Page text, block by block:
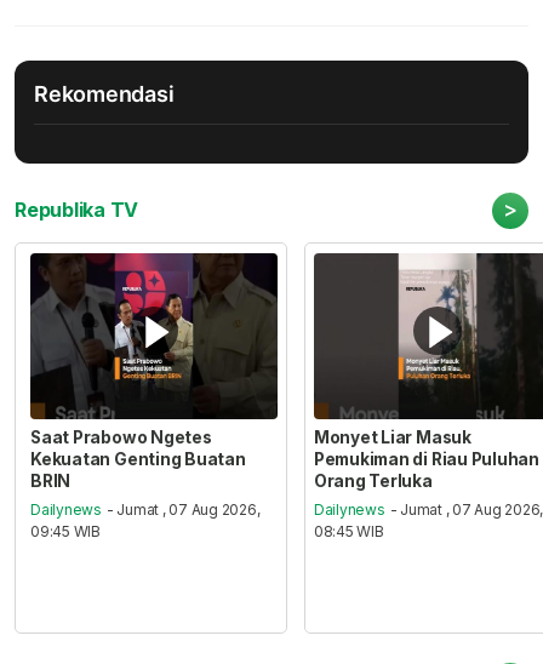
Rekomendasi
Republika TV >
Saat Prabowo Ngetes
Kekuatan Genting Buatan
BRIN
Dailynews - Jumat , 07 Aug 2026,
09:45 WIB
Monyet Liar Masuk
Pemukiman di Riau Puluhan
Orang Terluka
Dailynews - Jumat , 07 Aug 2026,
08:45 WIB